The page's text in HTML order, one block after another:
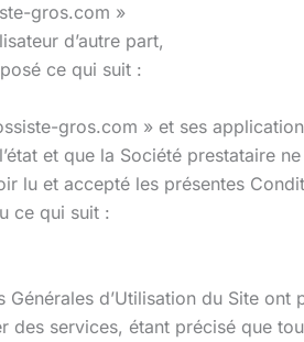
gros.com »
d’autre part,
ce qui suit :
gros.com » et ses
et que la Société prestataire
lu et accepté les présentes
ce qui suit :
Générales d’Utilisation du Site
des services, étant précisé que